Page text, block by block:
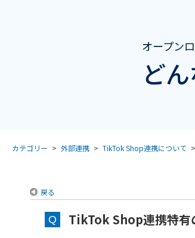
オープン
ど
カテゴリー > 外部連携 > TikTok Shop連携について >
戻る
TikTok Shop連携特有